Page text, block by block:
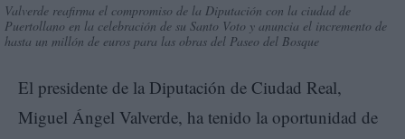
Valverde reafirma el compromiso de la Diputación con la ciudad de
Puertollano en la celebración de su Santo Voto y anuncia el incremento de
hasta un millón de euros para las obras del Paseo del Bosque
El presidente de la Diputación de Ciudad Real,
Miguel Ángel Valverde, ha tenido la oportunidad de